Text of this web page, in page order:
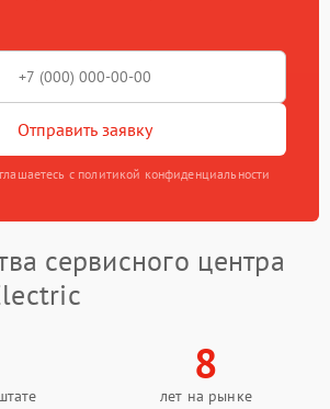
Отправить заявку
с политикой конфиденциальности
сервисного центра
8
лет на рынке